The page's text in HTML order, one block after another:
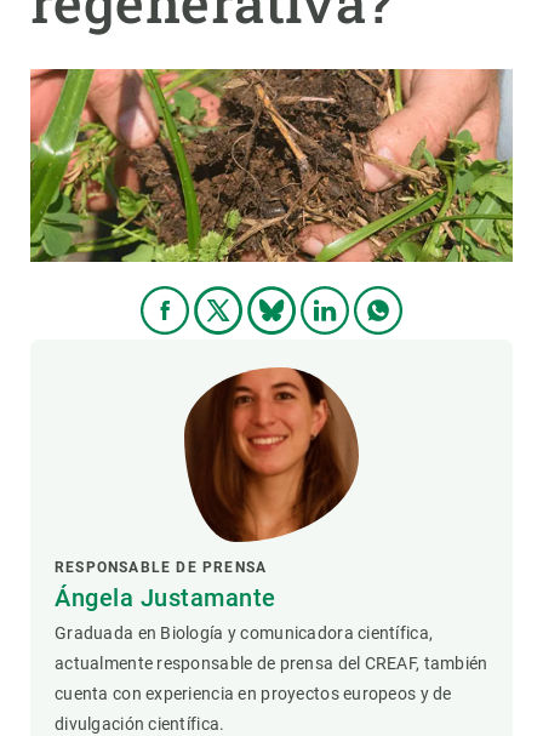
RESPONSABLE DE PRENSA
Ángela Justamante
Graduada en Biología y comunicadora científica,
actualmente responsable de prensa del CREAF, también
cuenta con experiencia en proyectos europeos y de
divulgación científica.
NOTICIAS Y AGENDA